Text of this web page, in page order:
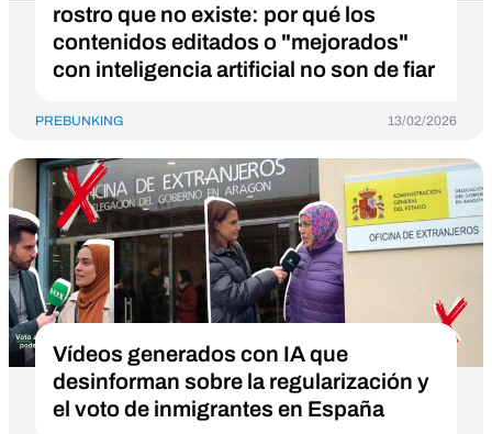
rostro que no existe: por qué los
contenidos editados o "mejorados"
con inteligencia artificial no son de fiar
PREBUNKING 13/02/2026
Vídeos generados con IA que
desinforman sobre la regularización y
el voto de inmigrantes en España